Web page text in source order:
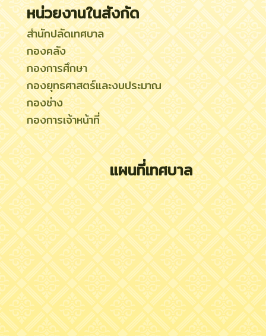
หน่วยงานในสังกัด
สำนักปลัดเทศบาล
กองคลัง
กองการศึกษา
กองยุทธศาสตร์และงบประมาณ
กองช่าง
กองการเจ้าหน้าที่
แผนที่เทศบาล